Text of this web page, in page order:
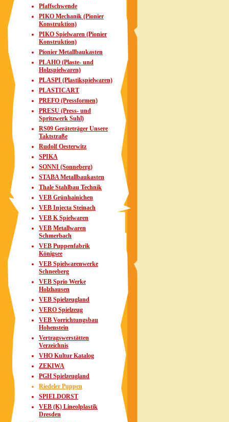
Pfaffschwende
PIKO Mechanik (Pionier
Konstruktion)
PIKO Spielwaren (Pionier
Konstruktion)
Pionier Metallbaukasten
PLAHO (Plaste- und
Holzspielwaren)
PLASPI (Plastikspielwaren)
PLASTICART
PREFO (Pressformen)
PRESU (Press- und
Spritzwerk Suhl)
RS09 Geräteträger Unsere
Taktstraße
Rudolf Oesterwitz
SPIKA
SONNI (Sonneberg)
STABA Metallbaukasten
Thale Stahlbau Technik
VEB Grünhainichen
VEB Injecta Steinach
VEB K Spielwaren
VEB Metallwaren
Schmerbach
VEB Puppenfabrik
Königsee
VEB Spielwarenwerke
Schneeberg
VEB Sprio Werke
Holzhausen
VEB Spielzeugland
VERO Spielzeug
VEB Vorrichtungsbau
Hohenstein
Vertragswerstätten
Verzeichnis
VHO Kultur Katalog
ZEKIWA
PGH Spielzeugland
Riedeler Puppen
SPIELDORST
VEB (K) Lineolplastik
Dresden